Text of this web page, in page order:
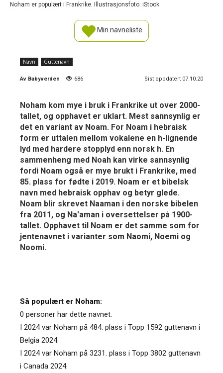
Noham er populært i Frankrike. Illustrasjonsfoto: iStock
Min navneliste
Navn Guttenavn
Av Babyverden 686 Sist oppdatert 07.10.20
Noham kom mye i bruk i Frankrike ut over 2000-
tallet, og opphavet er uklart. Mest sannsynlig er
det en variant av Noam. For Noam i hebraisk
form er uttalen mellom vokalene en h-lignende
lyd med hardere stopplyd enn norsk h. En
sammenheng med Noah kan virke sannsynlig
fordi Noam også er mye brukt i Frankrike, med
85. plass for fødte i 2019. Noam er et bibelsk
navn med hebraisk opphav og betyr glede.
Noam blir skrevet Naaman i den norske bibelen
fra 2011, og Na'aman i oversettelser på 1900-
tallet. Opphavet til Noam er det samme som for
jentenavnet i varianter som Naomi, Noemi og
Noomi.
Så populært er Noham:
0 personer har dette navnet.
I 2024 var Noham på 484. plass i Topp 1592 guttenavn i
Belgia 2024.
I 2024 var Noham på 3231. plass i Topp 3802 guttenavn
i Canada 2024.